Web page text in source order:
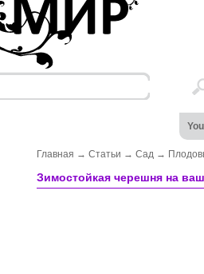
Главная → Статьи → Сад →
Зимостойкая черешня на